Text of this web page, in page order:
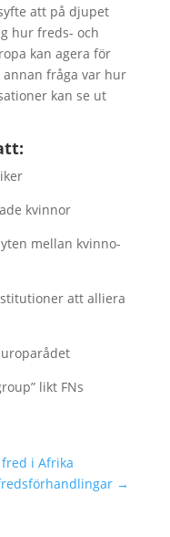
att på djupet
hur freds- och
kan agera för
fråga var hur
kan se ut
kvinnor
mellan kvinno-
att alliera
likt FNs
i Afrika
→